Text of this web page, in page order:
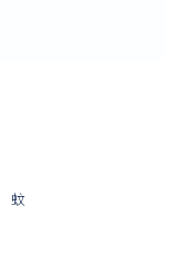
蚊